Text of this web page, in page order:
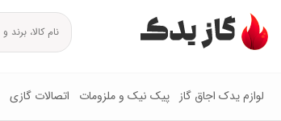
لوازم یدک اجاق گاز پیک نیک و ملزومات اتصالات گازی